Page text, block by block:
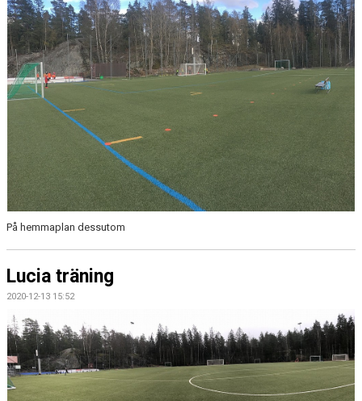
På hemmaplan dessutom
Lucia träning
2020-12-13 15:52